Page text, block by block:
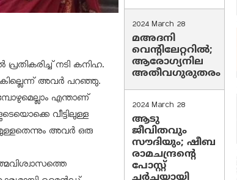
പ്രതികരിച്ച് നടി കനിഹ.
അവർ പറഞ്ഞു.
എന്താണ്
വീട്ടിലുള്ള
അവർ ഒരു
2024 March 28
മഅദനി
വെന്റിലേറ്ററിൽ;
ആരോഗ്യനില
അതീവഗുരുതരം
2024 March 28
ആടു
ജീവിതവും
സൗദിയും; ഷീബ
രാമചന്ദ്രന്റെ
പോസ്റ്റ്
ചര്‍ച്ചയായി